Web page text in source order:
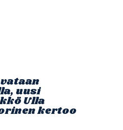
uusi
Ulla
kertoo